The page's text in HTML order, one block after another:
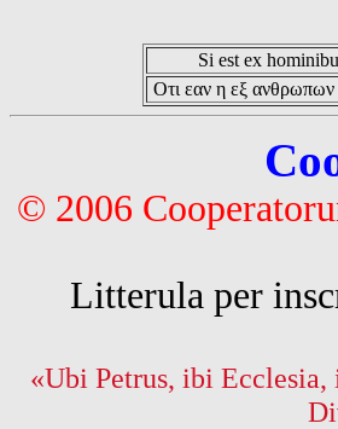
Si est ex
Οτι εαν η εξ ανθρωπων
© 2006
Litterula per
«Ubi Petrus, ibi